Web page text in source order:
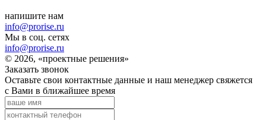
напишите нам
info@prorise.ru
Мы в соц. сетях
info@prorise.ru
© 2026, «проектные решения»
Заказать звонок
Оставьте свои контактные данные и наш менеджер свяжется
с Вами в ближайшее время